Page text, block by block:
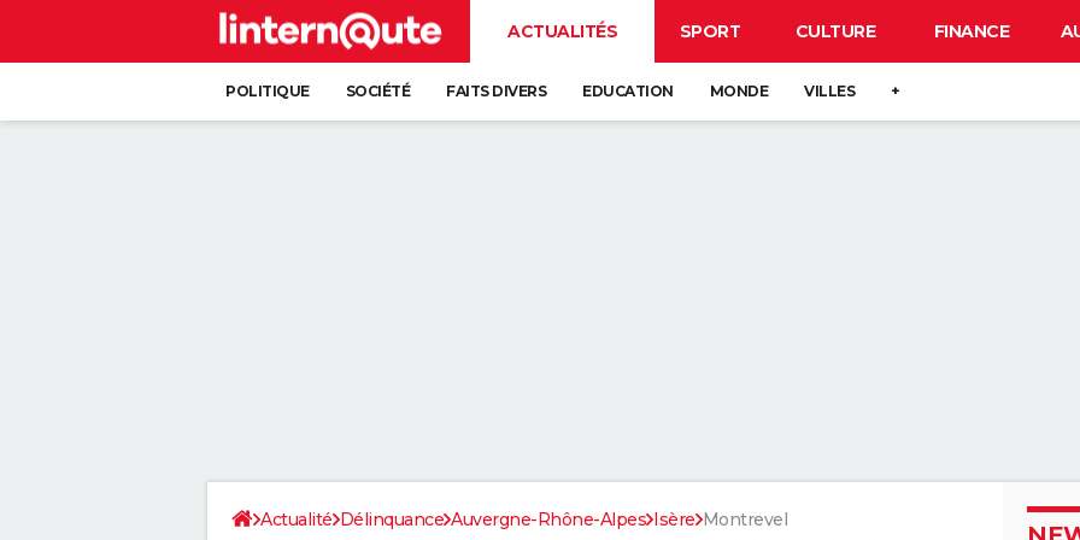
ACTUALITÉS SPORT CULTURE FINANCE
POLITIQUE SOCIÉTÉ FAITS DIVERS EDUCATION MONDE VILLES +
Actualité Délinquance Auvergne-Rhône-Alpes Isère Montrevel